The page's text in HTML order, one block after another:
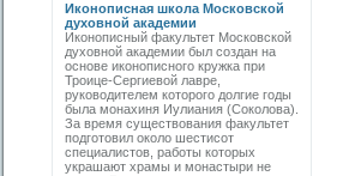
Иконописная школа Московской
духовной академии
Иконописный факультет Московской
духовной академии был создан на
основе иконописного кружка при
Троице-Сергиевой лавре,
руководителем которого долгие годы
была монахиня Иулиания (Соколова).
За время существования факультет
подготовил около шестисот
специалистов, работы которых
украшают храмы и монастыри не